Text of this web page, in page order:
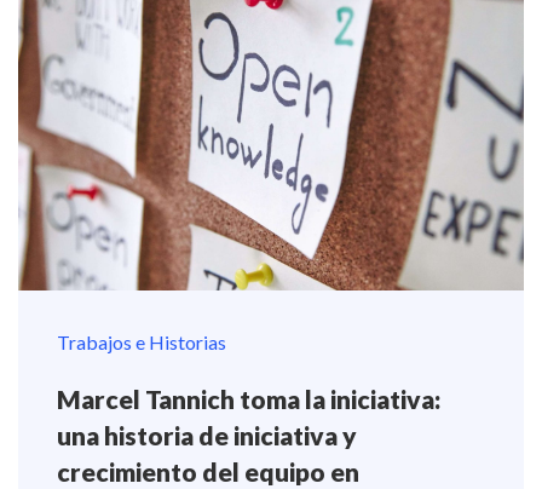
Trabajos e Historias
Marcel Tannich toma la iniciativa:
una historia de iniciativa y
crecimiento del equipo en